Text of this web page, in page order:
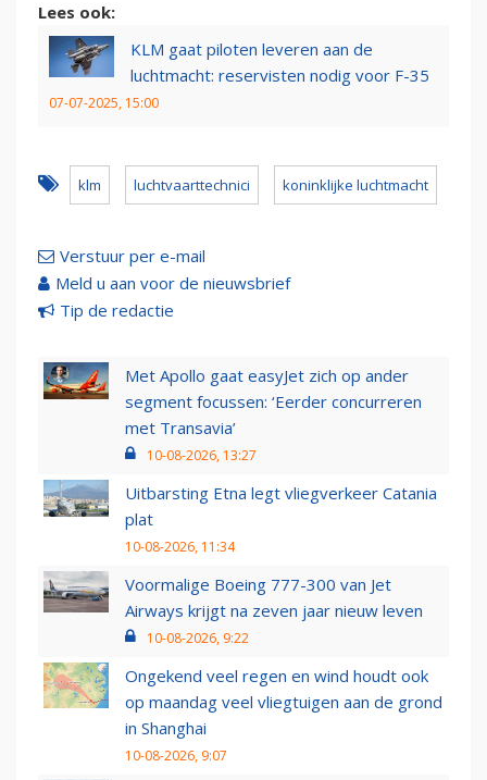
Lees ook:
KLM gaat piloten leveren aan de
luchtmacht: reservisten nodig voor F-35
07-07-2025, 15:00
klm luchtvaarttechnici koninklijke luchtmacht
Verstuur per e-mail
Meld u aan voor de nieuwsbrief
Tip de redactie
Met Apollo gaat easyJet zich op ander
segment focussen: ‘Eerder concurreren
met Transavia’
10-08-2026, 13:27
Uitbarsting Etna legt vliegverkeer Catania
plat
10-08-2026, 11:34
Voormalige Boeing 777-300 van Jet
Airways krijgt na zeven jaar nieuw leven
10-08-2026, 9:22
Ongekend veel regen en wind houdt ook
op maandag veel vliegtuigen aan de grond
in Shanghai
10-08-2026, 9:07